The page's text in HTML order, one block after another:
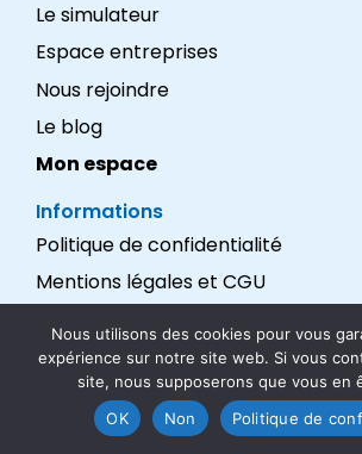
Le simulateur
Espace entreprises
Nous rejoindre
Le blog
Mon espace
Informations
Politique de confidentialité
Mentions légales et CGU
Nous suivre
Nous utilisons des cookies pour vous
expérience sur notre site web. Si vous
site, nous supposerons que vous en
OK
Non Politique de